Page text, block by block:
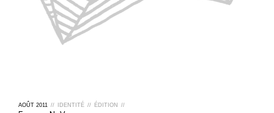
AOÛT 2011 // IDENTITÉ // ÉDITION //